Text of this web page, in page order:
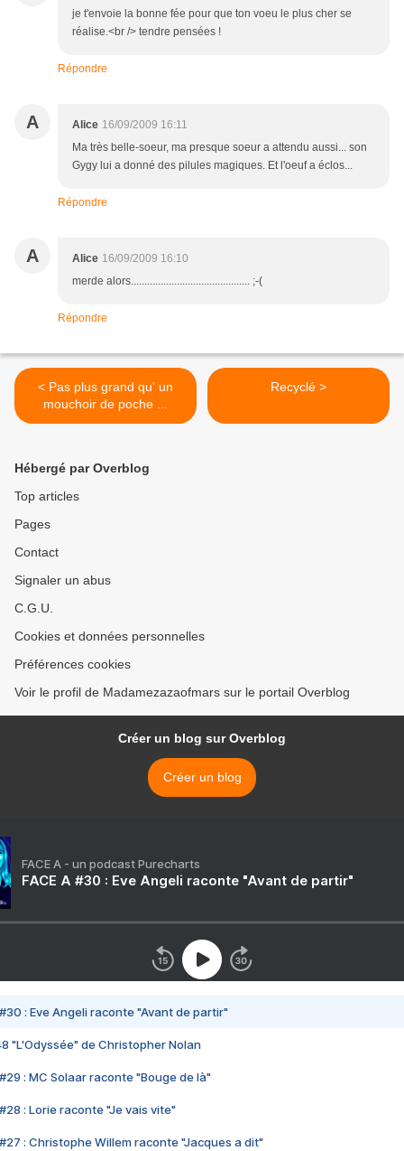
je t'envoie la bonne fée pour que ton voeu le plus cher se
réalise.<br /> tendre pensées !
Répondre
A Alice 16/09/2009 16:11
Ma très belle-soeur, ma presque soeur a attendu aussi... son
Gygy lui a donné des pilules magiques. Et l'oeuf a éclos...
Répondre
A Alice 16/09/2009 16:10
merde alors............................................ ;-(
Répondre
< Pas plus grand qu' un
mouchoir de poche ...
Recyclé >
Hébergé par Overblog
Top articles
Pages
Contact
Signaler un abus
C.G.U.
Cookies et données personnelles
Préférences cookies
Voir le profil de Madamezazaofmars sur le portail Overblog
Créer un blog sur Overblog
Créer un blog
FACE A - un podcast Purecharts
FACE A #30 : Eve Angeli raconte "Avant de partir"
#30 : Eve Angeli raconte "Avant de partir"
"L'Odyssée" de Christopher Nolan
#29 : MC Solaar raconte "Bouge de là"
#28 : Lorie raconte "Je vais vite"
#27 : Christophe Willem raconte "Jacques a dit"